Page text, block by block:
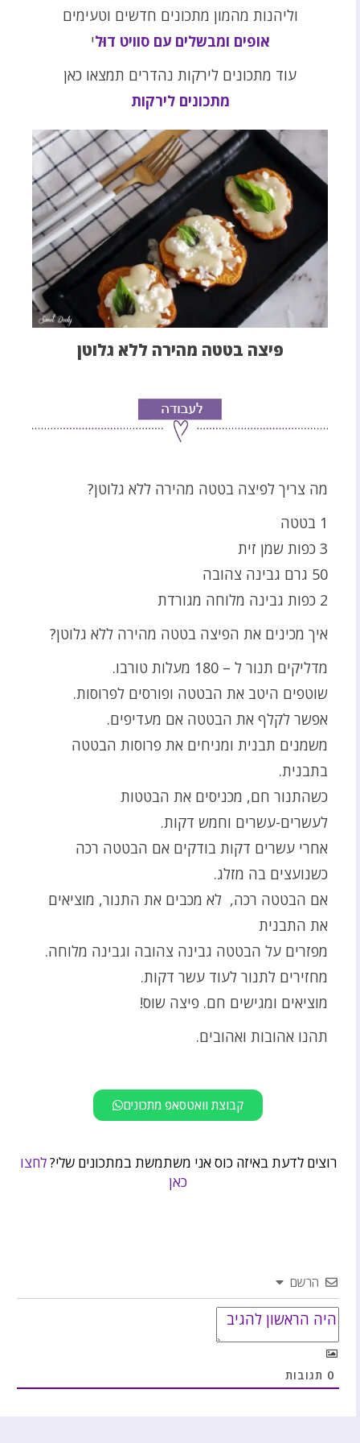
וליהנות מהמון מתכונים חדשים וטעימים
אופים ומבשלים עם סוויט דוּלי
עוד מתכונים לירקות נהדרים תמצאו כאן
מתכונים לירקות
פיצה בטטה מהירה ללא גלוטן
מה צריך לפיצה בטטה מהירה ללא גלוטן?
1 בטטה
3 כפות שמן זית
50 גרם גבינה צהובה
2 כפות גבינה מלוחה מגורדת
איך מכינים את הפיצה בטטה מהירה ללא גלוטן?
מדליקים תנור ל – 180 מעלות טורבו.
שוטפים היטב את הבטטה ופורסים לפרוסות.
אפשר לקלף את הבטטה אם מעדיפים.
משמנים תבנית ומניחים את פרוסות הבטטה
בתבנית.
כשהתנור חם, מכניסים את הבטטות
לעשרים-עשרים וחמש דקות.
אחרי עשרים דקות בודקים אם הבטטה רכה
כשנועצים בה מזלג.
אם הבטטה רכה, לא מכבים את התנור, מוציאים
את התבנית
מפזרים על הבטטה גבינה צהובה וגבינה מלוחה.
מחזירים לתנור לעוד עשר דקות.
מוציאים ומגישים חם. פיצה שוס!
תהנו אהובות ואהובים.
קבוצת וואטסאפ מתכונים
רוצים לדעת באיזה כוס אני משתמשת במתכונים שלי?לחצו
כאן
הרשם
0 תגובות